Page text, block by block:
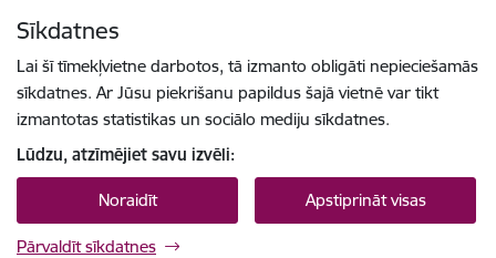
Sīkdatnes
Lai šī tīmekļvietne darbotos, tā izmanto obligāti nepieciešamās
sīkdatnes. Ar Jūsu piekrišanu papildus šajā vietnē var tikt
izmantotas statistikas un sociālo mediju sīkdatnes.
Lūdzu, atzīmējiet savu izvēli:
Noraidīt Apstiprināt visas
Pārvaldīt sīkdatnes